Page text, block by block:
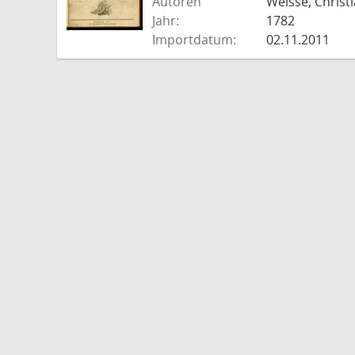
Jahr:
1782
Importdatum:
02.11.2011